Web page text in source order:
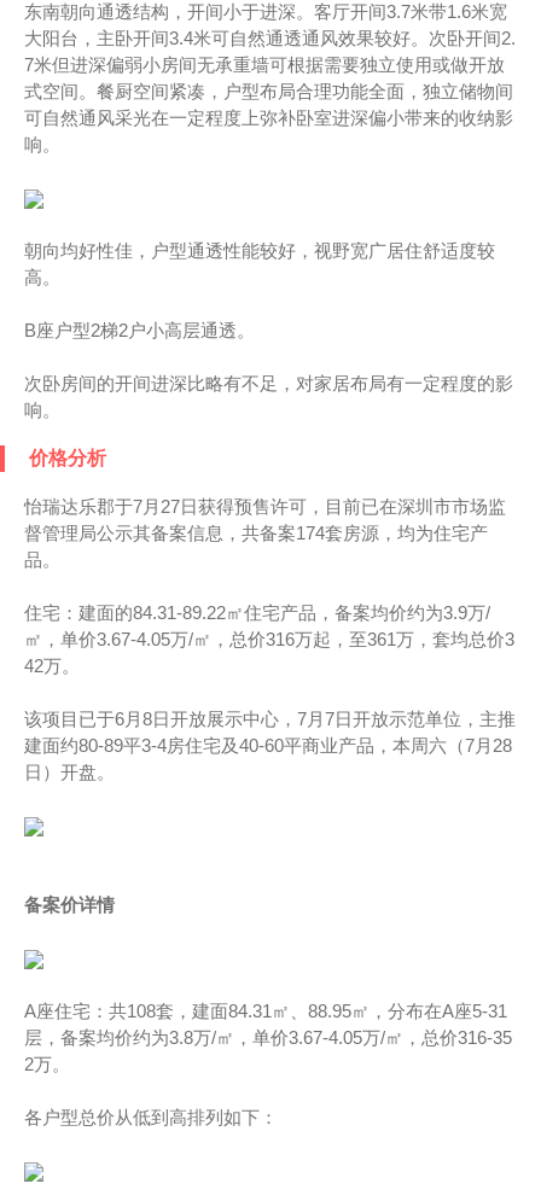
东南朝向通透结构，开间小于进深。客厅开间3.7米带1.6米宽
大阳台，主卧开间3.4米可自然通透通风效果较好。次卧开间2.
7米但进深偏弱小房间无承重墙可根据需要独立使用或做开放
式空间。餐厨空间紧凑，户型布局合理功能全面，独立储物间
可自然通风采光在一定程度上弥补卧室进深偏小带来的收纳影
响。
朝向均好性佳，户型通透性能较好，视野宽广居住舒适度较
高。
B座户型2梯2户小高层通透。
次卧房间的开间进深比略有不足，对家居布局有一定程度的影
响。
价格分析
怡瑞达乐郡于7月27日获得预售许可，目前已在深圳市市场监
督管理局公示其备案信息，共备案174套房源，均为住宅产
品。
住宅：建面的84.31-89.22㎡住宅产品，备案均价约为3.9万/
㎡，单价3.67-4.05万/㎡，总价316万起，至361万，套均总价3
42万。
该项目已于6月8日开放展示中心，7月7日开放示范单位，主推
建面约80-89平3-4房住宅及40-60平商业产品，本周六（7月28
日）开盘。
备案价详情
A座住宅：共108套，建面84.31㎡、88.95㎡，分布在A座5-31
层，备案均价约为3.8万/㎡，单价3.67-4.05万/㎡，总价316-35
2万。
各户型总价从低到高排列如下：